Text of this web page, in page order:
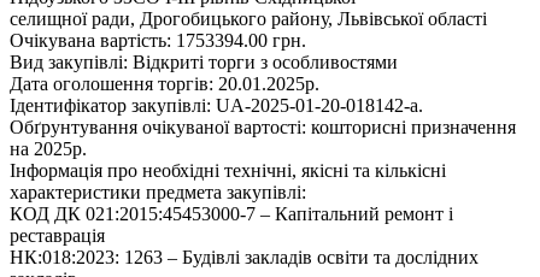
селищної ради, Дрогобицького району, Львівської області
Очікувана вартість: 1753394.00 грн.
Вид закупівлі: Відкриті торги з особливостями
Дата оголошення торгів: 20.01.2025р.
Ідентифікатор закупівлі: UA-2025-01-20-018142-a.
Обґрунтування очікуваної вартості: кошторисні призначення
на 2025р.
Інформація про необхідні технічні, якісні та кількісні
характеристики предмета закупівлі:
КОД ДК 021:2015:45453000-7 – Капітальний ремонт і
реставрація
НК:018:2023: 1263 – Будівлі закладів освіти та дослідних